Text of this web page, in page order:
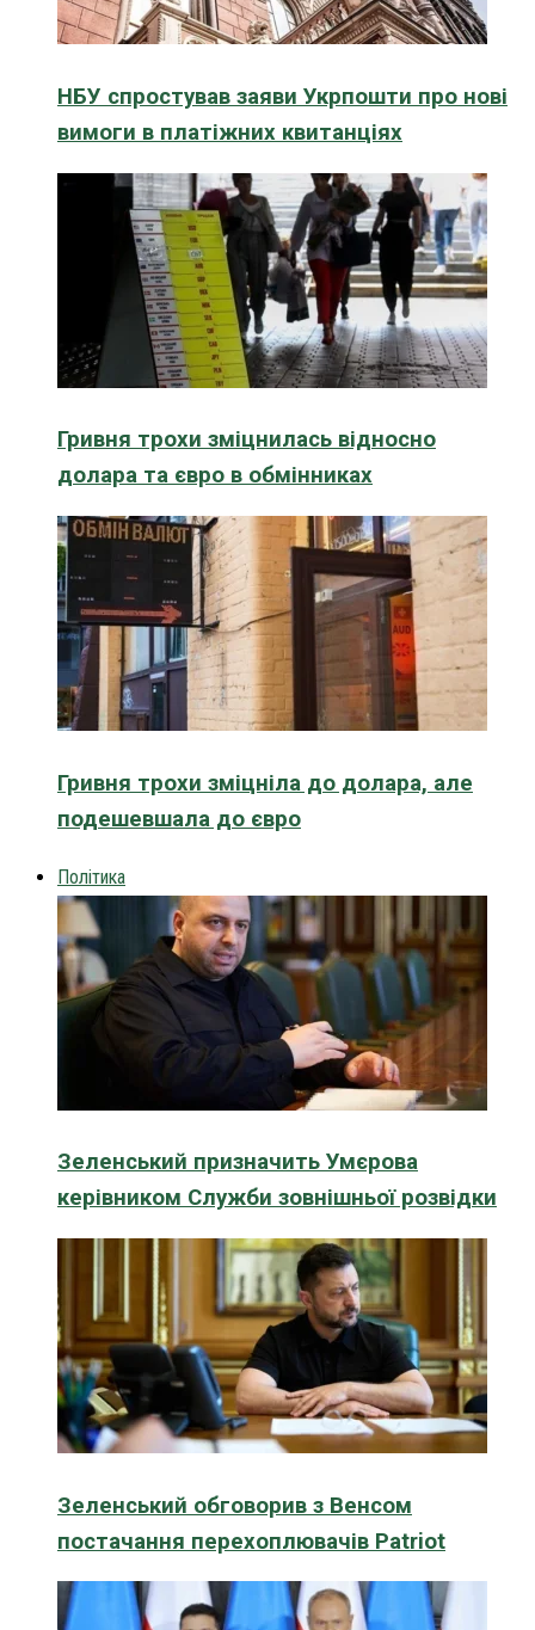
НБУ спростував заяви Укрпошти про нові
вимоги в платіжних квитанціях
Гривня трохи зміцнилась відносно
долара та євро в обмінниках
Гривня трохи зміцніла до долара, але
подешевшала до євро
Політика
Зеленський призначить Умєрова
керівником Служби зовнішньої розвідки
Зеленський обговорив з Венсом
постачання перехоплювачів Patriot